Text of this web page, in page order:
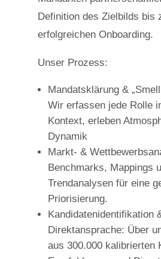
Definition des Zielbilds bis
erfolgreichen Onboarding.
Unser Prozess:
Mandatsklärung &
Wir erfassen jede Rolle
Kontext, erleben
Dynamik
Markt- &
Benchmarks, Mappings
Trendanalysen für eine
Priorisierung.
Kandidatenidentifikation
Direktansprache: Über
aus 300.000 kalibrierten